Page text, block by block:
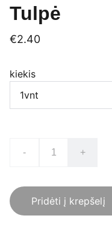
Tulpė
€2.40
kiekis
- +
Pridėti į krepšelį